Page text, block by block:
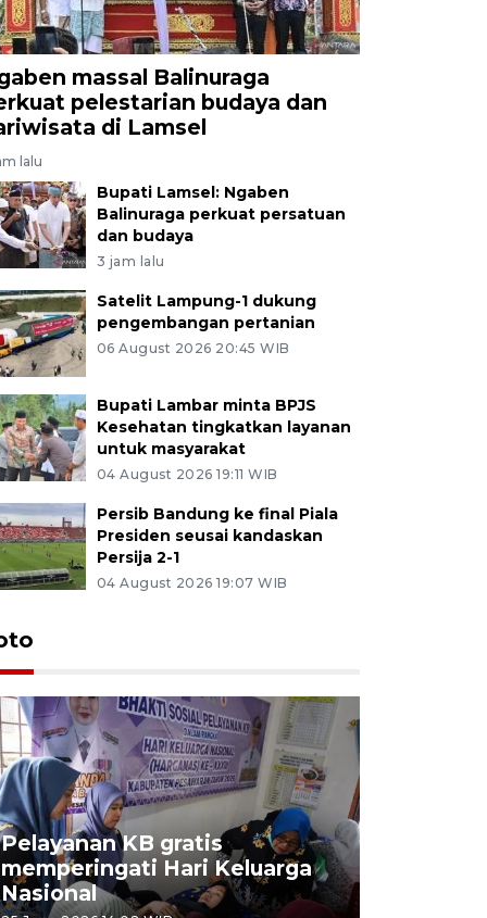
massal Balinuraga
pelestarian budaya dan
di Lamsel
lalu
Bupati Lamsel: Ngaben
Balinuraga perkuat persatuan
dan budaya
3 jam lalu
Satelit Lampung-1 dukung
pengembangan pertanian
06 August 2026 20:45 WIB
Bupati Lambar minta BPJS
Kesehatan tingkatkan layanan
untuk masyarakat
04 August 2026 19:11 WIB
Persib Bandung ke final Piala
Presiden seusai kandaskan
Persija 2-1
04 August 2026 19:07 WIB
Pelayanan KB gratis
memperingati Hari Keluarga
Nasional